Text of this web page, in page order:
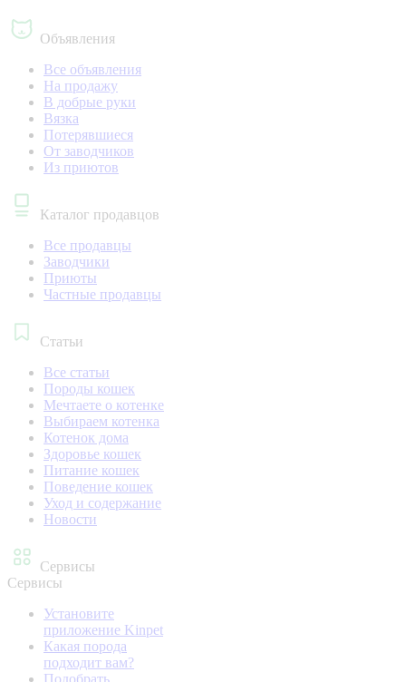
Объявления
Все объявления
На продажу
В добрые руки
Вязка
Потерявшиеся
От заводчиков
Из приютов
Каталог продавцов
Все продавцы
Заводчики
Приюты
Частные продавцы
Статьи
Все статьи
Породы кошек
Мечтаете о котенке
Выбираем котенка
Котенок дома
Здоровье кошек
Питание кошек
Поведение кошек
Уход и содержание
Новости
Сервисы
Сервисы
Установите
приложение Kinpet
Какая порода
подходит вам?
Подобрать